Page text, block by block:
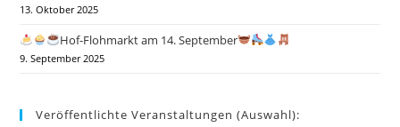
13. Oktober 2025
Hof-Flohmarkt am 14. September
9. September 2025
Veröffentlichte Veranstaltungen (Auswahl):